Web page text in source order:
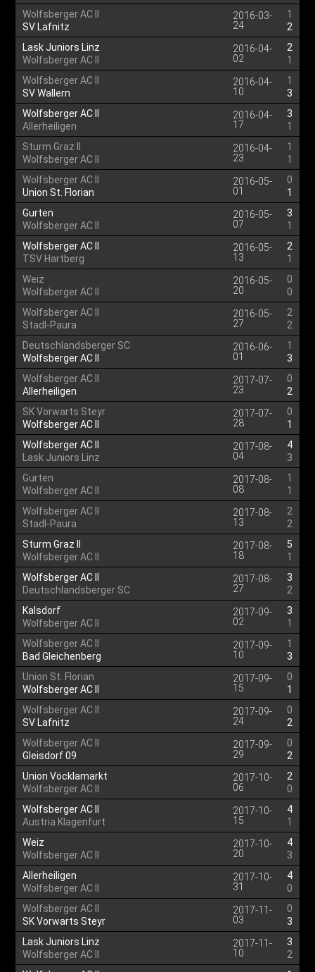
Wolfsberger AC II
SV Lafnitz
2016-03-
24
1
2
Lask Juniors Linz
Wolfsberger AC II
2016-04-
02
2
1
Wolfsberger AC II
SV Wallern
2016-04-
10
1
3
Wolfsberger AC II
Allerheiligen
2016-04-
17
3
1
Sturm Graz II
Wolfsberger AC II
2016-04-
23
1
1
Wolfsberger AC II
Union St. Florian
2016-05-
01
0
1
Gurten
Wolfsberger AC II
2016-05-
07
3
1
Wolfsberger AC II
TSV Hartberg
2016-05-
13
2
1
Weiz
Wolfsberger AC II
2016-05-
20
0
0
Wolfsberger AC II
Stadl-Paura
2016-05-
27
2
2
Deutschlandsberger SC
Wolfsberger AC II
2016-06-
01
1
3
Wolfsberger AC II
Allerheiligen
2017-07-
23
0
2
SK Vorwarts Steyr
Wolfsberger AC II
2017-07-
28
0
1
Wolfsberger AC II
Lask Juniors Linz
2017-08-
04
4
3
Gurten
Wolfsberger AC II
2017-08-
08
1
1
Wolfsberger AC II
Stadl-Paura
2017-08-
13
2
2
Sturm Graz II
Wolfsberger AC II
2017-08-
18
5
1
Wolfsberger AC II
Deutschlandsberger SC
2017-08-
27
3
2
Kalsdorf
Wolfsberger AC II
2017-09-
02
3
1
Wolfsberger AC II
Bad Gleichenberg
2017-09-
10
1
3
Union St. Florian
Wolfsberger AC II
2017-09-
15
0
1
Wolfsberger AC II
SV Lafnitz
2017-09-
24
0
2
Wolfsberger AC II
Gleisdorf 09
2017-09-
29
0
2
Union Vöcklamarkt
Wolfsberger AC II
2017-10-
06
2
0
Wolfsberger AC II
Austria Klagenfurt
2017-10-
15
4
1
Weiz
Wolfsberger AC II
2017-10-
20
4
3
Allerheiligen
Wolfsberger AC II
2017-10-
31
4
0
Wolfsberger AC II
SK Vorwarts Steyr
2017-11-
03
0
3
Lask Juniors Linz
Wolfsberger AC II
2017-11-
10
3
2